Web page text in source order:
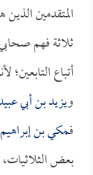
المتقدمين الذين
ثلاثة فهم
أتباع
ويزيد بن أبي
فـمكي بن إبراهيم
بعض الثلاثيات،